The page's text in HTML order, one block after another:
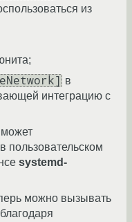
из
в
интеграцию с
пользовательском
systemd-
можно вызывать